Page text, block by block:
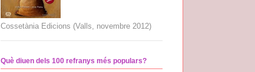
Cossetània Edicions (Valls, novembre 2012)
Què diuen dels 100 refranys més populars?